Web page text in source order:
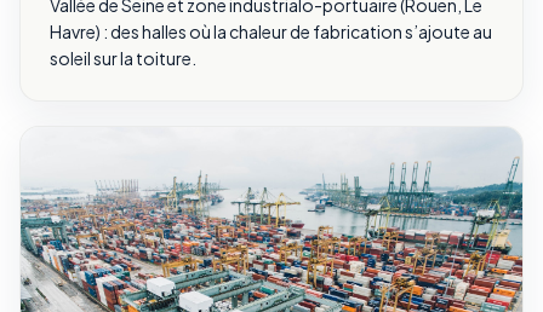
Vallée de Seine et zone industrialo-portuaire (Rouen, Le
Havre) : des halles où la chaleur de fabrication s’ajoute au
soleil sur la toiture.